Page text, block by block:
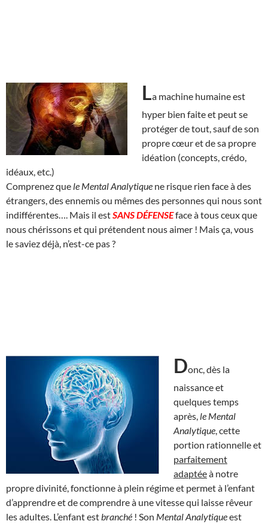
La machine humaine est
hyper bien faite et peut se
protéger de tout, sauf de son
propre cœur et de sa propre
idéation (concepts, crédo,
idéaux, etc.)
Comprenez que le Mental Analytique ne risque rien face à des
étrangers, des ennemis ou mêmes des personnes qui nous sont
indifférentes…. Mais il estSANS DÉFENSEface à tous ceux que
nous chérissons et qui prétendent nous aimer ! Mais ça, vous
le saviez déjà, n’est-ce pas ?
Donc, dès la
naissance et
quelques temps
après, le Mental
Analytique , cette
portion rationnelle et
parfaitement
adaptéeà notre
propre divinité, fonctionne à plein régime et permet à l’enfant
d’apprendre et de comprendre à une vitesse qui laisse rêveur
les adultes. L’enfant est branché ! Son Mental Analytiqueest